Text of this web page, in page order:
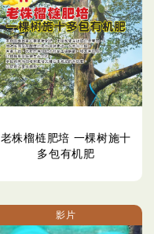
老株榴梿肥培 一棵树施十
多包有机肥
影片